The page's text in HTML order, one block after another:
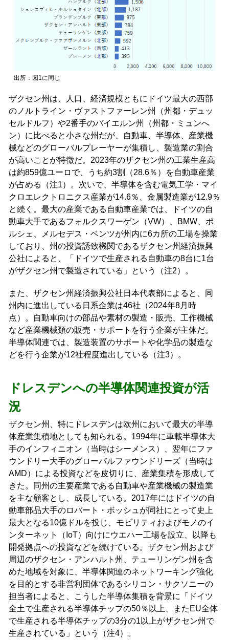
出所：図1に同じ
ザクセン州は、人口、経済規模ともにドイツ最大の西部
のノルトライン・ヴァストファーレン州（州都・デュッ
セルドルフ）や2番手のバイエルン州（州都・ミュンへ
ン）に比べると小さな州だが、自動車、半導体、産業機
械などのグローバルプレーヤーが集積し、製造業の割合
が高いことが特徴だ。2023年のザクセン州の工業生産高
は約859億ユーロで、うち約3割（28.6％）を自動車産業
が占める（注1）。次いで、半導体を含む電気工学・マイ
クロエレクトロニクス産業が14.6％、金属製造業が12.9％
と続く。最大の産業である自動車産業では、ドイツの自
動車大手であるフォルクスワーゲン（VW）、BMW、ポ
ルシェ、メルセデス・ベンツが州内に6カ所の工場を操業
しており、州の投資誘致機関であるザクセン州経済振興
公社によると、「ドイツで生産される自動車の8台に1台
がザクセン州で製造されている」という（注2）。
また、ザクセン州経済振興公社日本代表部によると、同
州内に進出している日系企業は46社（2024年8月時
点）。自動車向けの部品や素材の製造・販売、工作機械
など産業機械類の販売・サポートを行う企業が主体だ。
半導体関連では、製造装置のサポートや化学品の製造な
どを行う企業が12社程度進出している（注3）。
ドレスデンへの半導体関連投資が活
況
ザクセン州、特にドレスデンは欧州において最大の半導
体産業集積地としても知られる。1994年に車載半導体大
手のインフィニオン（当時はシーメンス）、翌年にファ
ウンドリー大手のグローバルファウンドリーズ（当時は
AMD）による投資などを皮切りに、産業集積を形成して
きた。同州の主要産業である自動車や産業機械の製造業
を主な顧客とし、成長している。2017年にはドイツの自
動車部品大手のロバート・ボッシュが同社にとって史上
最大となる10億ドルを投じ、モビリティおよびモノのイ
ンターネット（IoT）向けにウエハー工場を設立、以降も
開発拠点への投資などを続けている。ザクセン州および
周辺のザクセン・アンハルト州、テューリンゲン州を含
めた地域を対象に、半導体関連のネットワーキング強化
を目的とする非営利団体であるシリコン・サクソニーの
担当者によると、こうした半導体集積を背景に「ドイツ
全土で生産される半導体チップの50％以上、またEU全体
で生産される半導体チップの3分の1以上がザクセン州で
生産されている」という（注4）。